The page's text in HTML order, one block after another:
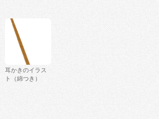
耳かきのイラス
ト（綿つき）